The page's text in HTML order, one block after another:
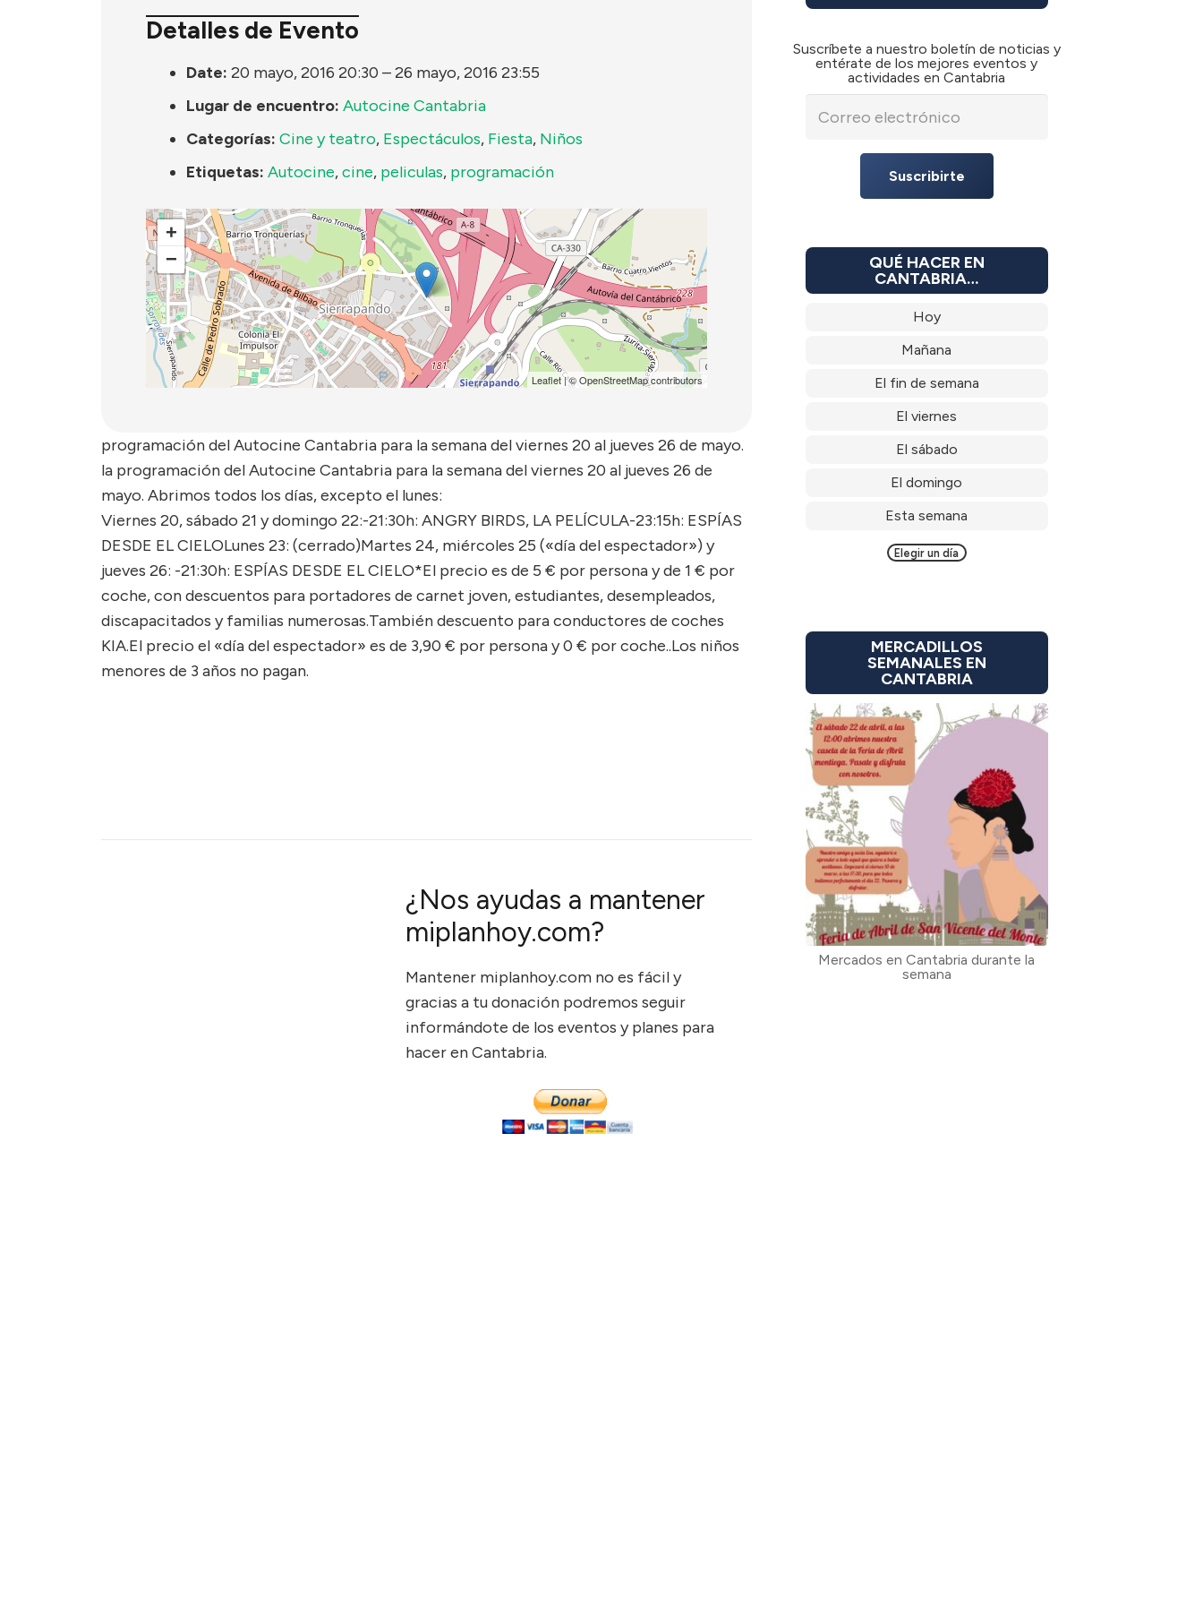
Detalles de Evento
Date: 20 mayo, 2016 20:30 –26 mayo, 2016 23:55
Lugar de encuentro: Autocine Cantabria
Categorías: Cine y teatro, Espectáculos, Fiesta, Niños
Etiquetas: Autocine,cine, peliculas, programación
+
−
Leaflet| ©OpenStreetMapcontributors
programación del Autocine Cantabria para la semana del viernes 20 al jueves 26 de mayo.
la programación del Autocine Cantabria para la semana del viernes 20 al jueves 26 de
mayo. Abrimos todos los días, excepto el lunes:
Viernes 20, sábado 21 y domingo 22:-21:30h: ANGRY BIRDS, LA PELÍCULA-23:15h: ESPÍAS
DESDE EL CIELOLunes 23: (cerrado)Martes 24, miércoles 25 («día del espectador») y
jueves 26: -21:30h: ESPÍAS DESDE EL CIELO*El precio es de 5 € por persona y de 1 € por
coche, con descuentos para portadores de carnet joven, estudiantes, desempleados,
discapacitados y familias numerosas.También descuento para conductores de coches
KIA.El precio el «día del espectador» es de 3,90 € por persona y 0 € por coche..Los niños
menores de 3 años no pagan.
¿Nos ayudas a mantener
miplanhoy.com?
Mantener miplanhoy.com no es fácil y
gracias a tu donación podremos seguir
informándote de los eventos y planes para
hacer en Cantabria.
Suscríbete a nuestro boletín de noticias y
entérate de los mejores eventos y
actividades en Cantabria
Suscribirte
QUÉ HACER EN
CANTABRIA…
Hoy
Mañana
El fin de semana
El viernes
El sábado
El domingo
Esta semana
Elegir un día
MERCADILLOS
SEMANALES EN
CANTABRIA
Mercados en Cantabria durante la
semana